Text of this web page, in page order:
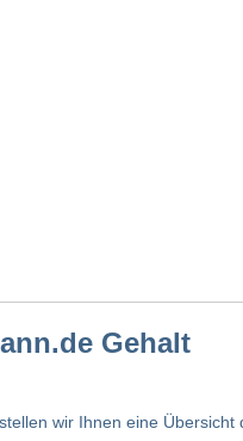
Gehalt
wir Ihnen eine